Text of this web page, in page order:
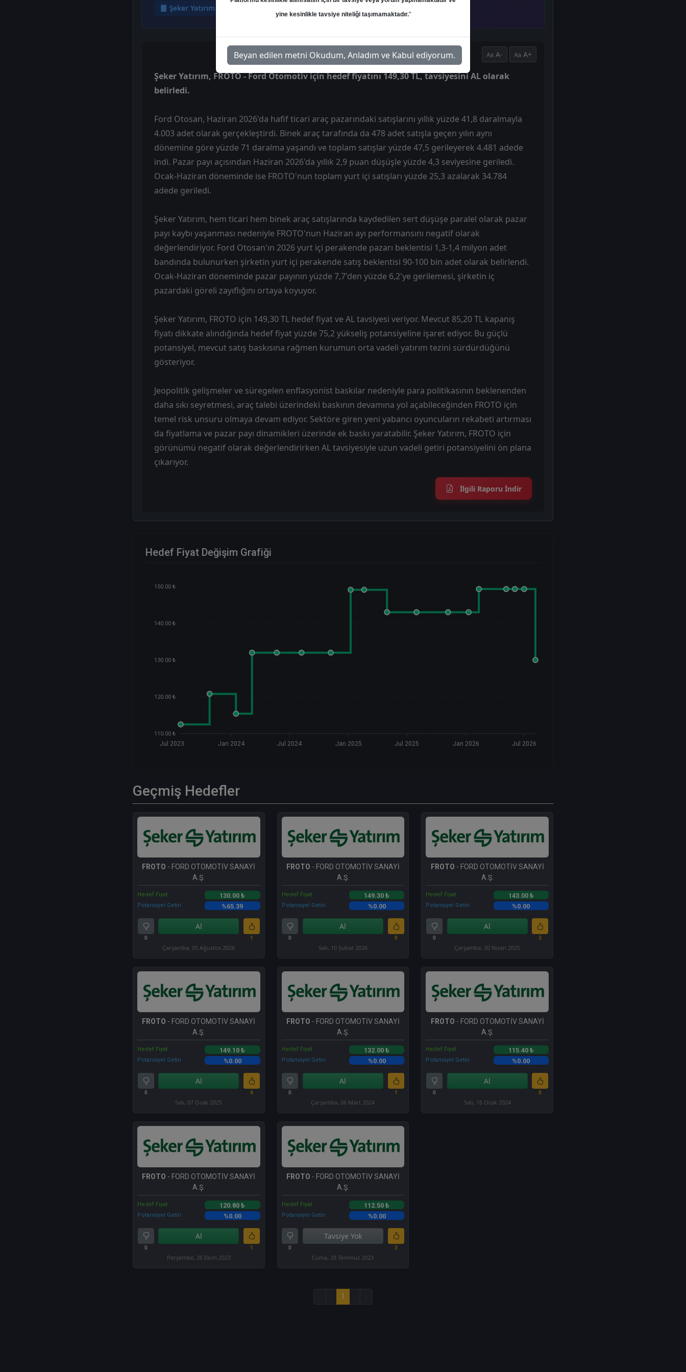
Şeker Yatırım
A- A+
Şeker Yatırım, FROTO - Ford Otomotiv için hedef fiyatını 149,30 TL, tavsiyesini AL olarak
belirledi.
Ford Otosan, Haziran 2026'da hafif ticari araç pazarındaki satışlarını yıllık yüzde 41,8 daralmayla
4.003 adet olarak gerçekleştirdi. Binek araç tarafında da 478 adet satışla geçen yılın aynı
dönemine göre yüzde 71 daralma yaşandı ve toplam satışlar yüzde 47,5 gerileyerek 4.481 adede
indi. Pazar payı açısından Haziran 2026'da yıllık 2,9 puan düşüşle yüzde 4,3 seviyesine geriledi.
Ocak-Haziran döneminde ise FROTO'nun toplam yurt içi satışları yüzde 25,3 azalarak 34.784
adede geriledi.
Şeker Yatırım, hem ticari hem binek araç satışlarında kaydedilen sert düşüşe paralel olarak pazar
payı kaybı yaşanması nedeniyle FROTO'nun Haziran ayı performansını negatif olarak
değerlendiriyor. Ford Otosan'ın 2026 yurt içi perakende pazarı beklentisi 1,3-1,4 milyon adet
bandında bulunurken şirketin yurt içi perakende satış beklentisi 90-100 bin adet olarak belirlendi.
Ocak-Haziran döneminde pazar payının yüzde 7,7'den yüzde 6,2'ye gerilemesi, şirketin iç
pazardaki göreli zayıflığını ortaya koyuyor.
Şeker Yatırım, FROTO için 149,30 TL hedef fiyat ve AL tavsiyesi veriyor. Mevcut 85,20 TL kapanış
fiyatı dikkate alındığında hedef fiyat yüzde 75,2 yükseliş potansiyeline işaret ediyor. Bu güçlü
potansiyel, mevcut satış baskısına rağmen kurumun orta vadeli yatırım tezini sürdürdüğünü
gösteriyor.
Jeopolitik gelişmeler ve süregelen enflasyonist baskılar nedeniyle para politikasının beklenenden
daha sıkı seyretmesi, araç talebi üzerindeki baskının devamına yol açabileceğinden FROTO için
temel risk unsuru olmaya devam ediyor. Sektöre giren yeni yabancı oyuncuların rekabeti artırması
da fiyatlama ve pazar payı dinamikleri üzerinde ek baskı yaratabilir. Şeker Yatırım, FROTO için
görünümü negatif olarak değerlendirirken AL tavsiyesiyle uzun vadeli getiri potansiyelini ön plana
çıkarıyor.
İlgili Raporu İndir
Hedef Fiyat Değişim Grafiği
150.00 ₺
140.00 ₺
130.00 ₺
120.00 ₺
110.00 ₺
Jul 2023 Jan 2024 Jul 2024 Jan 2025 Jul 2025 Jan 2026 Jul 2026
Geçmiş Hedefler
FROTO - FORD OTOMOTİV SANAYİ
A.Ş.
Hedef Fiyat 130.00 ₺
Potansiyel Getiri %65.39
0
Al
1
Çarşamba, 05 Ağustos 2026
FROTO - FORD OTOMOTİV SANAYİ
A.Ş.
Hedef Fiyat 149.30 ₺
Potansiyel Getiri %0.00
0
Al
0
Salı, 10 Şubat 2026
FROTO - FORD OTOMOTİV SANAYİ
A.Ş.
Hedef Fiyat 143.00 ₺
Potansiyel Getiri %0.00
0
Al
3
Çarşamba, 30 Nisan 2025
FROTO - FORD OTOMOTİV SANAYİ
A.Ş.
Hedef Fiyat 149.10 ₺
Potansiyel Getiri %0.00
0
Al
4
Salı, 07 Ocak 2025
FROTO - FORD OTOMOTİV SANAYİ
A.Ş.
Hedef Fiyat 132.00 ₺
Potansiyel Getiri %0.00
0
Al
1
Çarşamba, 06 Mart 2024
FROTO - FORD OTOMOTİV SANAYİ
A.Ş.
Hedef Fiyat 115.40 ₺
Potansiyel Getiri %0.00
0
Al
0
Salı, 16 Ocak 2024
FROTO - FORD OTOMOTİV SANAYİ
A.Ş.
Hedef Fiyat 120.80 ₺
Potansiyel Getiri %0.00
0
Al
1
Perşembe, 26 Ekim 2023
FROTO - FORD OTOMOTİV SANAYİ
A.Ş.
Hedef Fiyat 112.50 ₺
Potansiyel Getiri %0.00
0
Tavsiye Yok
3
Cuma, 28 Temmuz 2023
1
yine kesinlikle tavsiye niteliği taşımamaktadır."
Beyan edilen metni Okudum, Anladım ve Kabul ediyorum.